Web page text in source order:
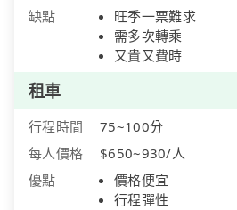
缺點
旺季一票難求
需多次轉乘
又貴又費時
租車
行程時間
75~100分
每人價格
$650~930/人
優點
價格便宜
行程彈性